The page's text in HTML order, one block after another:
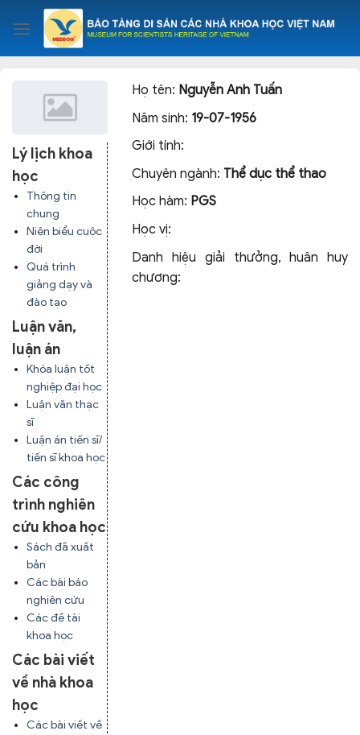
content
Lý lịch khoa
học
Thông tin
chung
Niên biểu cuộc
đời
Quá trình
giảng dạy và
đào tạo
Luận văn,
luận án
Khóa luận tốt
nghiệp đại học
Luận văn thạc
sĩ
Luận án tiến sĩ/
tiến sĩ khoa học
Các công
trình nghiên
cứu khoa học
Sách đã xuất
bản
Các bài báo
nghiên cứu
Các đề tài
khoa học
Các bài viết
về nhà khoa
học
Các bài viết về
Họ tên: Nguyễn Anh Tuấn
Năm sinh: 19-07-1956
Giới tính:
Chuyên ngành: Thể dục thể thao
Học hàm: PGS
Học vị:
Danh hiệu giải thưởng, huân huy
chương: